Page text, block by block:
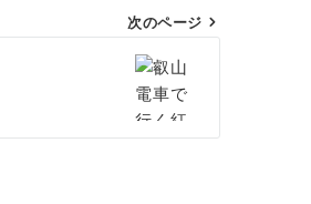
次のページ